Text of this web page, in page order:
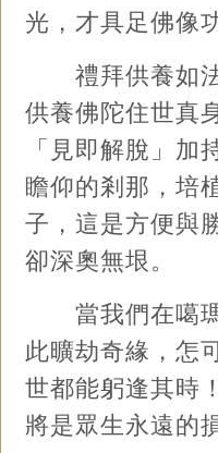
光，才具足佛像
禮拜供養如法
供養佛陀住世真
「見即解脫」加
瞻仰的剎那，培
子，這是方便與
卻深奧無垠。
當我們在噶瑪
此曠劫奇緣，怎
世都能躬逢其時
將是眾生永遠